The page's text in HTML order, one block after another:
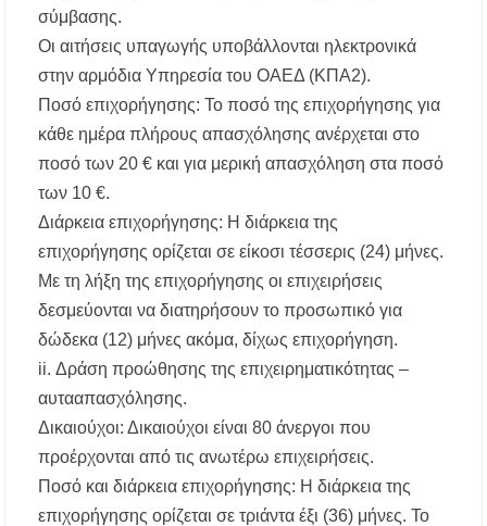
σύμβασης.
Οι αιτήσεις υπαγωγής υποβάλλονται ηλεκτρονικά
στην αρμόδια Υπηρεσία του ΟΑΕΔ (ΚΠΑ2).
Ποσό επιχορήγησης: Το ποσό της επιχορήγησης για
κάθε ημέρα πλήρους απασχόλησης ανέρχεται στο
ποσό των 20 € και για μερική απασχόληση στα ποσό
των 10 €.
Διάρκεια επιχορήγησης: Η διάρκεια της
επιχορήγησης ορίζεται σε είκοσι τέσσερις (24) μήνες.
Με τη λήξη της επιχορήγησης οι επιχειρήσεις
δεσμεύονται να διατηρήσουν το προσωπικό για
δώδεκα (12) μήνες ακόμα, δίχως επιχορήγηση.
ii. Δράση προώθησης της επιχειρηματικότητας –
αυτααπασχόλησης.
Δικαιούχοι: Δικαιούχοι είναι 80 άνεργοι που
προέρχονται από τις ανωτέρω επιχειρήσεις.
Ποσό και διάρκεια επιχορήγησης: Η διάρκεια της
επιχορήγησης ορίζεται σε τριάντα έξι (36) μήνες. Το